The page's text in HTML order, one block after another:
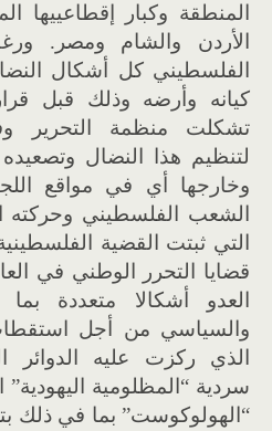
المنطقة وكبار إقطاعييها
الأردن والشام ومصر .
الفلسطيني كل أشكال
كيانه وأرضه وذلك قبل
تشكلت منظمة التحرير
لتنظيم هذا النضال
وخارجها أي في مواقع
الشعب الفلسطيني وحركته
التي ثبتت القضية
قضايا التحرر الوطني في
العدو أشكالا متعددة بما
والسياسي من أجل
الذي ركزت عليه الدوائر
سردية “ المظلومية اليهودية”
“ الهولوكوست” بما في ذلك